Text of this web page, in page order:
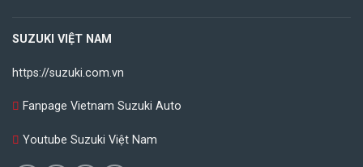
SUZUKI VIỆT NAM
https://suzuki.com.vn
Fanpage Vietnam Suzuki Auto
Youtube Suzuki Việt Nam